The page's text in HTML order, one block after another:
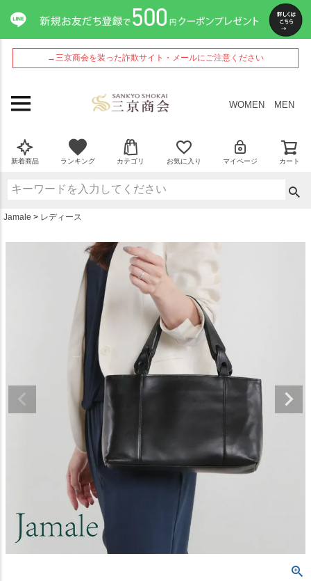
→三京商会を装った詐欺サイト・メールにご注意ください
WOMEN MEN
新着商品 ランキング カテゴリ お気に入り マイページ カート
Jamale レディース
ペー
ジト
ップ
へ